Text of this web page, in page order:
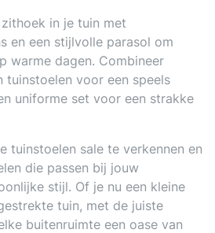
in je tuin met
en een stijlvolle parasol om
warme dagen. Combineer
tuinstoelen voor een speels
uniforme set voor een strakke
tuinstoelen sale te verkennen en
die passen bij jouw
stijl. Of je nu een kleine
tuin, met de juiste
buitenruimte een oase van